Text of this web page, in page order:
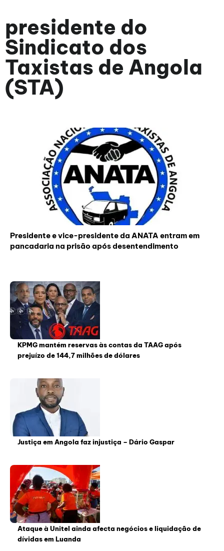
presidente do
Sindicato dos
Taxistas de Angola
(STA)
Presidente e vice-presidente da ANATA entram em
pancadaria na prisão após desentendimento
KPMG mantém reservas às contas da TAAG após
prejuízo de 144,7 milhões de dólares
Justiça em Angola faz injustiça – Dário Gaspar
Ataque à Unitel ainda afecta negócios e liquidação de
dívidas em Luanda